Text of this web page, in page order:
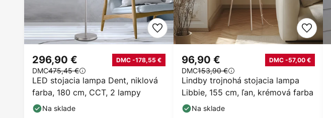
LED stojacia lampa Dent, niklová
farba, 180 cm, CCT, 2 lampy
296,90 € DMC -178,55 €
DMC475,45 €
Na sklade
Lindby trojnohá stojacia lampa
Libbie, 155 cm, ľan, krémová farba
96,90 € DMC -57,00 €
DMC153,90 €
Na sklade